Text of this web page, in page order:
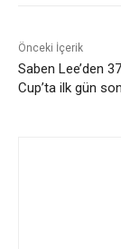
Önceki İçerik
Saben Lee’den
Cup’ta ilk gün